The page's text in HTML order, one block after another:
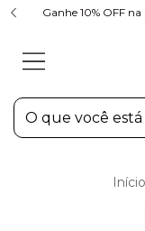
Ganhe 10% OFF
Início